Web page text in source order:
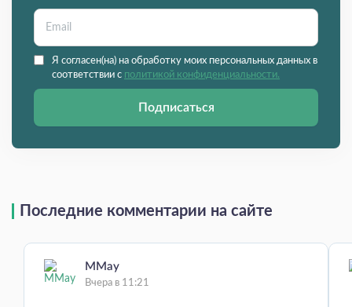
Я согласен(на) на обработку моих персональных данных в
соответствии с политикой конфиденциальности.
Подписаться
Последние комментарии на сайте
MMay
Вчера в 11:21